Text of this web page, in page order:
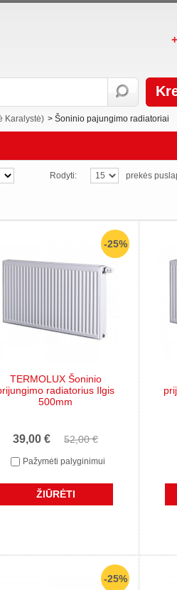
Karalystė) > Šoninio pajungimo radiatoriai
Rodyti: prekės
-25%
TERMOLUX Šoninio
radiatorius Ilgis
500mm
39,00 € 52,00 €
Pažymėti palyginimui
ŽIŪRĖTI
-25%